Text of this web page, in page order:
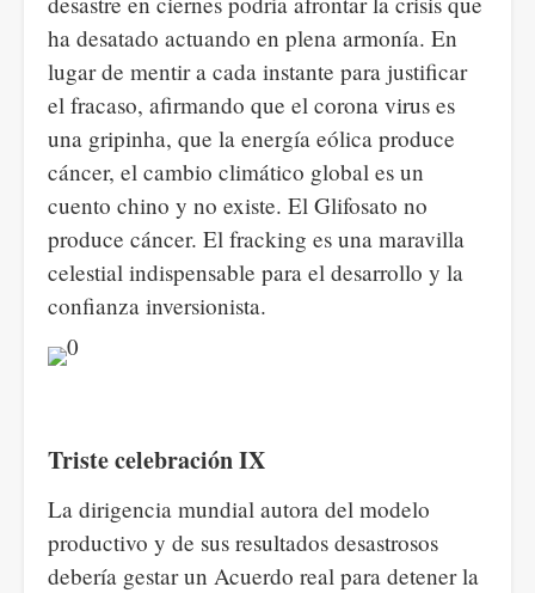
ha desatado actuando en plena armonía. En
lugar de mentir a cada instante para justificar
el fracaso, afirmando que el corona virus es
una gripinha, que la energía eólica produce
cáncer, el cambio climático global es un
cuento chino y no existe. El Glifosato no
produce cáncer. El fracking es una maravilla
celestial indispensable para el desarrollo y la
confianza inversionista.
Triste celebración IX
La dirigencia mundial autora del modelo
productivo y de sus resultados desastrosos
debería gestar un Acuerdo real para detener la